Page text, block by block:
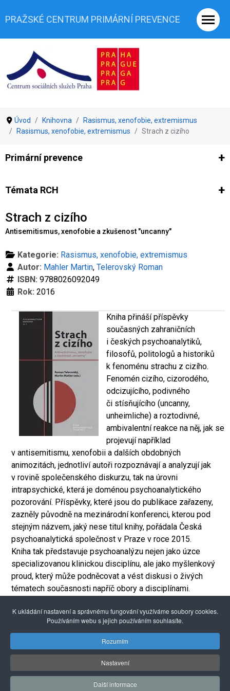
PRAŽSKÉ CENTRUM PRIMÁRNÍ PREVENCE
Úvod Knihovna
Rasismus, xenofobie, extremismus
Rasismus, xenofobie, extremismus
Strach z cizího
Primární prevence
Ze světa prevence
Témata RCH
Co je rizikové chování (RCH)
Strach z cizího
Antisemitismus, xenofobie a zkušenost "uncanny"
Kategorie: Rasismus, xenofobie, extremismus
Autor: Mahler Martin, Telerovský Roman
ISBN: 9788026092049
Rok: 2016
Kniha přináší příspěvky
současných zahraničních
i českých psychoanalytiků,
filosofů, politologů a historiků
k fenoménu strachu z cizího.
Fenomén cizího, cizorodého,
odcizujícího, podivného
či stísňujícího (uncanny,
unheimliche) a roztodivné,
ambivalentní reakce na něj, jak se
projevují například
v antisemitismu, xenofobii a dalších obdobných
animozitách, jednotliví autoři rozpoznávají a analyzují jak
v rovině společenského diskurzu, tak na úrovni
intrapsychické, která je doménou psychoanalytického
pozorování. Příspěvky, které jsou do publikace zařazeny,
zazněly původně na mezinárodní konferenci, kterou pod
stejným názvem, jaký nese titul knihy, pořádala Česká
psychoanalytická společnost v Praze v roce 2015.
Kniha tak představuje psychoanalýzu nejen jako úzce
specializovanou klinickou disciplínu, ale jako myšlenkový
proud, který může podněcovat a vést diskusi o živých
tématech současnosti napříč obory a disciplínami.
Více informací na stránkáchKnihy ABZ
Alexandria Book Library
© 2026 Pražské centrum primární prevence
K ukládání nastavení a správnému fungování využíváme soubory cookies.
Používáním webu s jejich používáním souhlasíte.
Rozumím
Nastavení
Další informace